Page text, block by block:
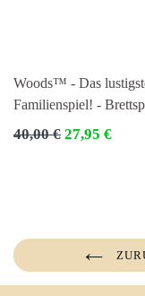
Woods™ - Das
Familienspiel! -
Normaler
40,00 € 27,95 €